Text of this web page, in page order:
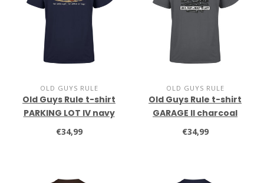
OLD GUYS RULE
Old Guys Rule t-shirt
PARKING LOT IV navy
€34,99
OLD GUYS RULE
Old Guys Rule t-shirt
GARAGE II charcoal
€34,99